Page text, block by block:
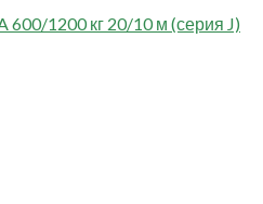
600/1200 кг 20/10 м (серия J)